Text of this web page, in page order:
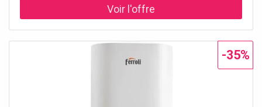
capacité de 80 litres et une installation horizontale, ce
Capacité de 80 litres, idéale pour les petits espaces ou les
familles peu nombreuses. Installation horizontale, parfaite
pour optimiser l'espace. Raccordement gauche pour une
-35%